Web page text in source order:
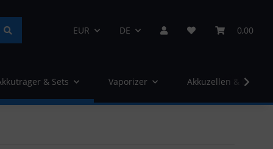
EUR DE 0,00
& Sets Vaporizer Akkuzellen &